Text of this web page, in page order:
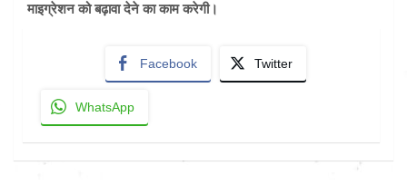
माइग्रेशन को बढ़ावा देने का काम करेगी।
Facebook Twitter
WhatsApp